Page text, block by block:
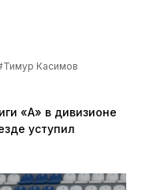
Касимов
«А» в дивизионе
уступил